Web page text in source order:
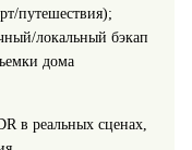
путешествия);
локальный бэкап
дома
в реальных сценах,